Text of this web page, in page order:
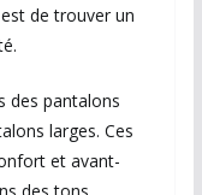
de trouver un
des pantalons
larges. Ces
et avant-